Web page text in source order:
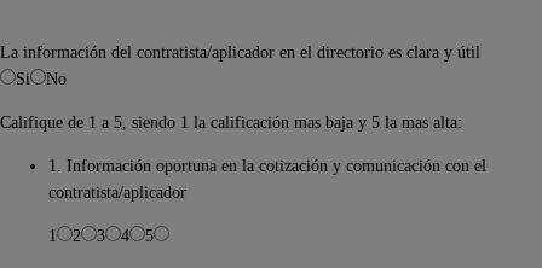
La información del contratista/aplicador en el directorio es clara y útil
Si
No
Califique de 1 a 5, siendo 1 la calificación mas baja y 5 la mas alta:
1. Información oportuna en la cotización y comunicación con el
contratista/aplicador
1 2 3 4 5